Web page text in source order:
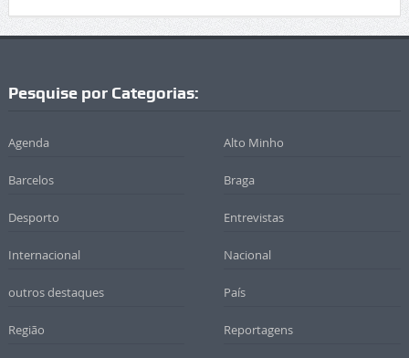
Pesquise por Categorias:
Agenda Alto Minho
Barcelos Braga
Desporto Entrevistas
Internacional Nacional
outros destaques País
Região Reportagens